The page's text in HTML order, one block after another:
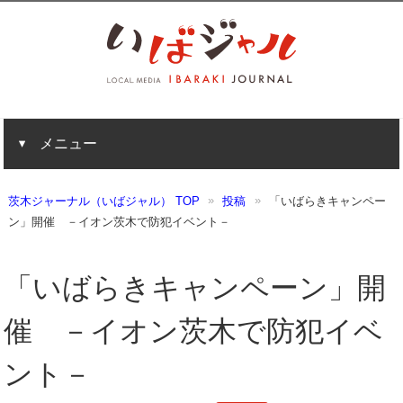
メニュー
茨木ジャーナル（いばジャル） TOP 投稿
「いばらきキャンペー
ン」開催 －イオン茨木で防犯イベント－
「いばらきキャンペーン」開
催 －イオン茨木で防犯イベ
ント－